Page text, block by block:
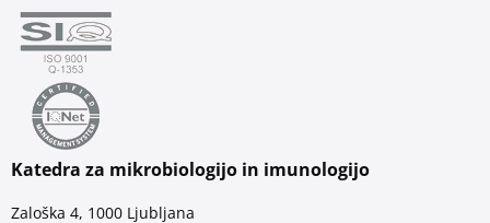
Katedra za mikrobiologijo in imunologijo
Zaloška 4, 1000 Ljubljana